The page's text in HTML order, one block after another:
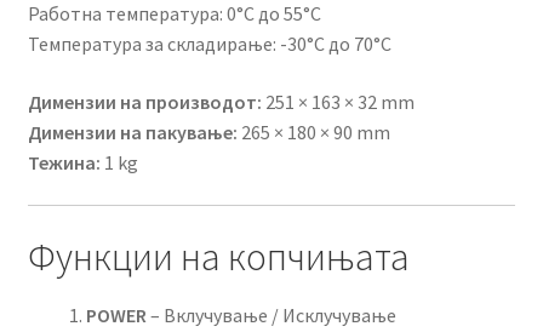
Работна температура: 0°C до 55°C
Температура за складирање: -30°C до 70°C
Димензии на производот: 251 × 163 × 32 mm
Димензии на пакување: 265 × 180 × 90 mm
Тежина: 1 kg
Функции на копчињата
POWER – Вклучување / Исклучување